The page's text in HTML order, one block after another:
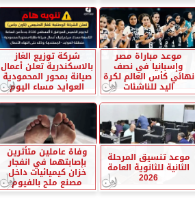
موعد مباراة مصر
وإسبانيا في نصف
نهائي كأس العالم لكرة
اليد للناشئات
شركة توزيع الغاز
بالاسكندرية تعلن أعمال
صيانة بمحور المحمودية
العوايد مساء اليوم
موعد تنسيق المرحلة
الثانية للثانوية العامة
2026
وفاة عاملين متأثرين
بإصابتهما في انفجار
خزان كيميائيات داخل
مصنع ملح بالفيوم